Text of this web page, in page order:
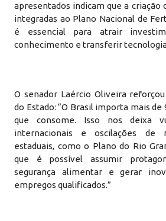
apresentados indicam que a criação
integradas ao Plano Nacional de
é essencial para atrair
conhecimento e transferir
O senador Laércio Oliveira
do Estado: “O Brasil importa mais
que consome. Isso nos deixa
internacionais e oscilações de
estaduais, como o Plano do Rio
que é possível assumir
segurança alimentar e gerar
empregos qualificados.”